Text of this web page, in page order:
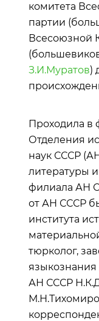
комитета
партии
Всесоюзной
З.И.Муратов)
Проходила в
Отделения
наук СССР
литературы
филиала АН
от АН СССР
института
тюрколог,
АН СССР